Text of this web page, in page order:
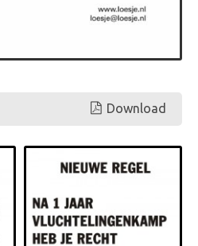
Download